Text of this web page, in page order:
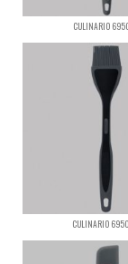
CULINARIO
CULINARIO